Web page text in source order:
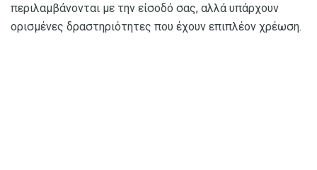
περιλαμβάνονται με την είσοδό σας, αλλά υπάρχουν
ορισμένες δραστηριότητες που έχουν επιπλέον χρέωση.